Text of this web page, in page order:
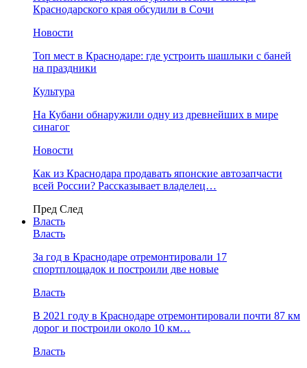
Краснодарского края обсудили в Сочи
Новости
Топ мест в Краснодаре: где устроить шашлыки с баней
на праздники
Культура
На Кубани обнаружили одну из древнейших в мире
синагог
Новости
Как из Краснодара продавать японские автозапчасти
всей России? Рассказывает владелец…
Пред След
Власть
Власть
За год в Краснодаре отремонтировали 17
спортплощадок и построили две новые
Власть
В 2021 году в Краснодаре отремонтировали почти 87 км
дорог и построили около 10 км…
Власть